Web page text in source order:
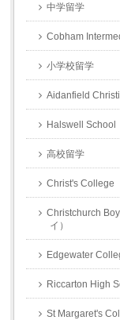
中学留学
Cobham
小学校留学
Aidanfield
Halswell School
高校留学
Christ's College
Christchurch
イ）
Edgewater
Riccarton High
St Margaret's